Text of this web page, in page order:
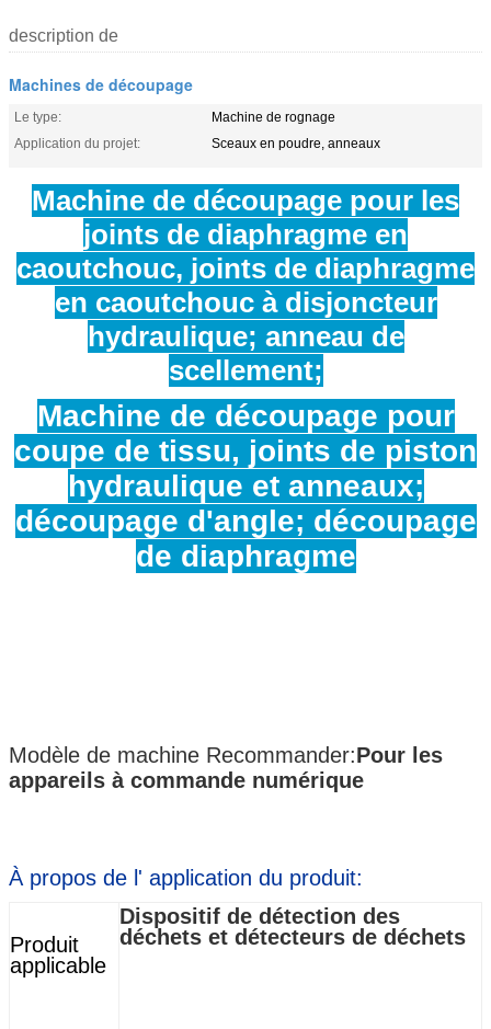
description de
Machines de découpage
Le type:
Machine de rognage
Application du projet:
Sceaux en poudre, anneaux
Machine de découpage pour les
joints de diaphragme en
caoutchouc, joints de diaphragme
en caoutchouc à disjoncteur
hydraulique; anneau de
scellement;
Machine de découpage pour
coupe de tissu, joints de piston
hydraulique et anneaux;
découpage d'angle; découpage
de diaphragme
Modèle de machine Recommander:Pour les
appareils à commande numérique
À propos de l' application du produit:
Produit
applicable
Dispositif de détection des
déchets et détecteurs de déchets